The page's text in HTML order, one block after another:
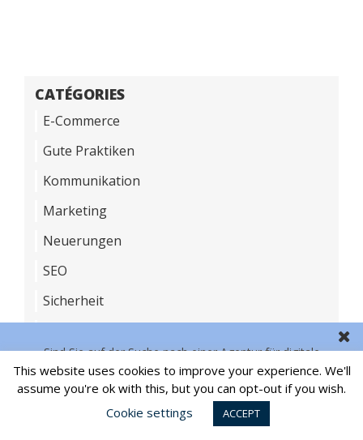
CATÉGORIES
E-Commerce
Gute Praktiken
Kommunikation
Marketing
Neuerungen
SEO
Sicherheit
Werbung
Sind Sie auf der Suche nach einer Agentur für digitale
Kommunikation?
KONTAKT
This website uses cookies to improve your experience. We'll
assume you're ok with this, but you can opt-out if you wish.
Cookie settings
ACCEPT